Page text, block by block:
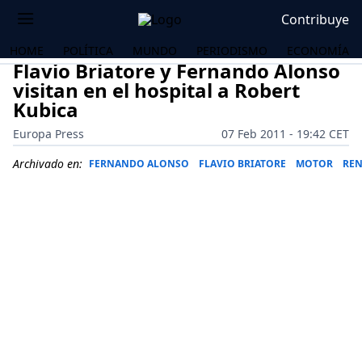
Contribuye
HOME POLÍTICA MUNDO PERIODISMO ECONOMÍA
Flavio Briatore y Fernando Alonso
visitan en el hospital a Robert
Kubica
Europa Press
07 Feb 2011 - 19:42 CET
Archivado en: FERNANDO ALONSO FLAVIO BRIATORE MOTOR